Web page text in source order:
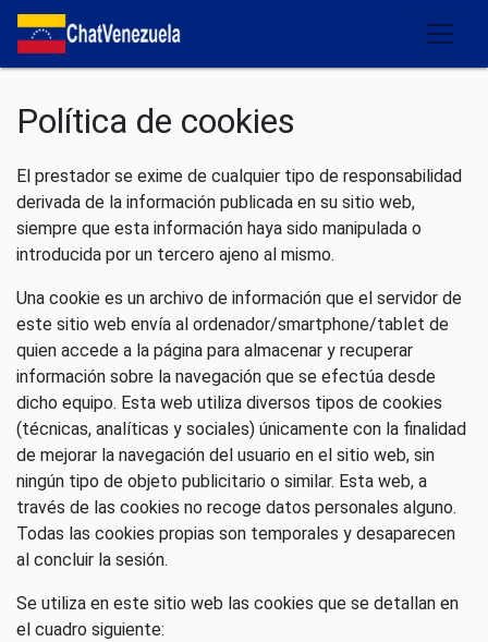
Salir del contenido
Política de cookies
El prestador se exime de cualquier tipo de responsabilidad
derivada de la información publicada en su sitio web,
siempre que esta información haya sido manipulada o
introducida por un tercero ajeno al mismo.
Una cookie es un archivo de información que el servidor de
este sitio web envía al ordenador/smartphone/tablet de
quien accede a la página para almacenar y recuperar
información sobre la navegación que se efectúa desde
dicho equipo. Esta web utiliza diversos tipos de cookies
(técnicas, analíticas y sociales) únicamente con la finalidad
de mejorar la navegación del usuario en el sitio web, sin
ningún tipo de objeto publicitario o similar. Esta web, a
través de las cookies no recoge datos personales alguno.
Todas las cookies propias son temporales y desaparecen
al concluir la sesión.
Se utiliza en este sitio web las cookies que se detallan en
el cuadro siguiente: